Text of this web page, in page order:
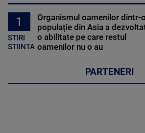
1
STIRI
STIINTA
Organismul oamenilor dintr-o
populație din Asia a
o abilitate pe care restul
oamenilor nu o au
PARTENERI